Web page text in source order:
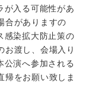
が入る可能性があ
合がありますの
感染拡大防止策の
お渡し、会場入り
公演へ参加される
帰をお願い致しま